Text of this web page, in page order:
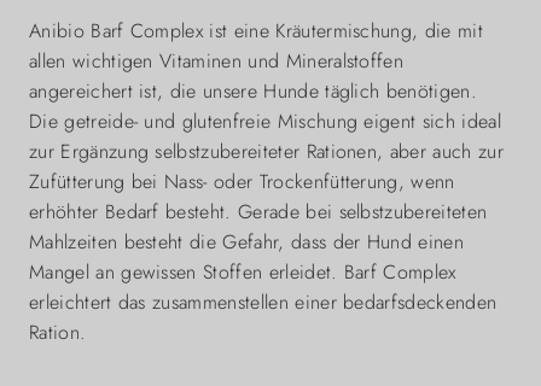
Anibio Barf Complex ist eine Kräutermischung, die mit
allen wichtigen Vitaminen und Mineralstoffen
angereichert ist, die unsere Hunde täglich benötigen.
Die getreide- und glutenfreie Mischung eigent sich ideal
zur Ergänzung selbstzubereiteter Rationen, aber auch zur
Zufütterung bei Nass- oder Trockenfütterung, wenn
erhöhter Bedarf besteht. Gerade bei selbstzubereiteten
Mahlzeiten besteht die Gefahr, dass der Hund einen
Mangel an gewissen Stoffen erleidet. Barf Complex
erleichtert das zusammenstellen einer bedarfsdeckenden
Ration.